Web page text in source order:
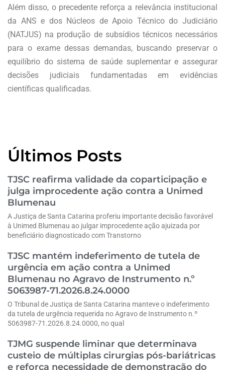
Além disso, o precedente reforça a relevância institucional
da ANS e dos Núcleos de Apoio Técnico do Judiciário
(NATJUS) na produção de subsídios técnicos necessários
para o exame dessas demandas, buscando preservar o
equilíbrio do sistema de saúde suplementar e assegurar
decisões judiciais fundamentadas em evidências
científicas qualificadas.
Últimos Posts
TJSC reafirma validade da coparticipação e
julga improcedente ação contra a Unimed
Blumenau
A Justiça de Santa Catarina proferiu importante decisão favorável
à Unimed Blumenau ao julgar improcedente ação ajuizada por
beneficiário diagnosticado com Transtorno
TJSC mantém indeferimento de tutela de
urgência em ação contra a Unimed
Blumenau no Agravo de Instrumento n.º
5063987-71.2026.8.24.0000
O Tribunal de Justiça de Santa Catarina manteve o indeferimento
da tutela de urgência requerida no Agravo de Instrumento n.º
5063987-71.2026.8.24.0000, no qual
TJMG suspende liminar que determinava
custeio de múltiplas cirurgias pós-bariátricas
e reforça necessidade de demonstração do